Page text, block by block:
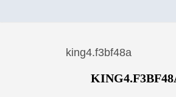
king4.f3bf48a